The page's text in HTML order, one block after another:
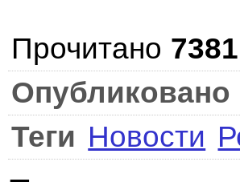
Прочитано 7381
Опубликовано
Теги Новости